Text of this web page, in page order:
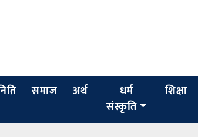
समाज अर्थ
धर्म
संस्कृति
शिक्षा